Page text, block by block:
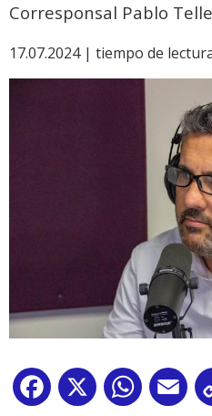
Corresponsal Pablo
17.07.2024 | tiempo de
Facebook
X